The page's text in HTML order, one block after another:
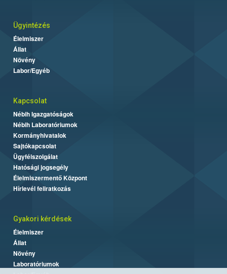
Ügyintézés
Élelmiszer
Állat
Növény
Labor/Egyéb
Kapcsolat
Nébih Igazgatóságok
Nébih Laboratóriumok
Kormányhivatalok
Sajtókapcsolat
Ügyfélszolgálat
Hatósági jogsegély
Élelmiszermentő Központ
Hírlevél feliratkozás
Gyakori kérdések
Élelmiszer
Állat
Növény
Laboratóriumok